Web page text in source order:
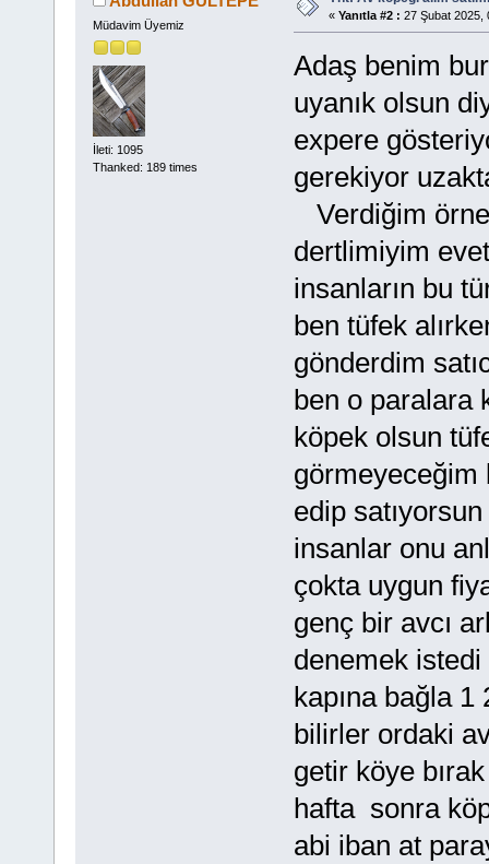
Müdavim Üyemiz
İleti: 1095
Thanked: 189 times
« Yanıtla #2 : 27 Şubat 2025,
Adaş benim
uyanık olsun
expere
gerekiyor
Verdiğim
dertlimiyim
insanların bu
ben tüfek
gönderdim
ben o paralara
köpek olsun
görmeyeceğim
edip
insanlar onu
çokta uygun
genç bir avcı
denemek
kapına bağla
bilirler ordaki
getir köye
hafta sonra
abi iban at